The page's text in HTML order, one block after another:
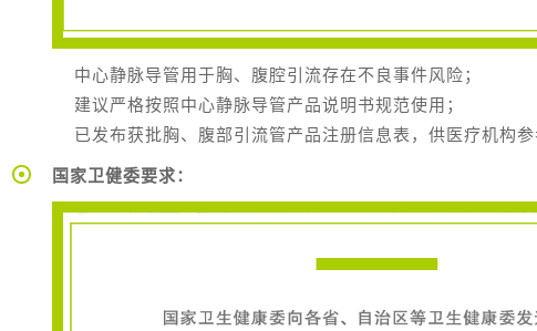
中心静脉导管用于胸、腹腔引流存在不良事件风险；
建议严格按照中心静脉导管产品说明书规范使用；
已发布获批胸、腹部引流管产品注册信息表，供医疗机构
国家卫健委要求：